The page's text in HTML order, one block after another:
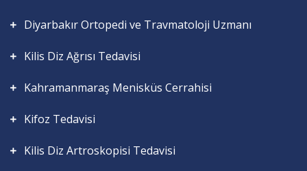
Diyarbakır Ortopedi ve Travmatoloji Uzmanı
Kilis Diz Ağrısı Tedavisi
Kahramanmaraş Menisküs Cerrahisi
Kifoz Tedavisi
Kilis Diz Artroskopisi Tedavisi